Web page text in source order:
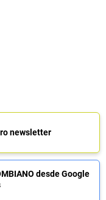
newsletter
desde Google